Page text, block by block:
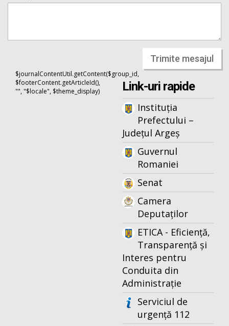
Trimite mesajul
$journalContentUtil.getContent($group_id,
$footerContent.getArticleId(),
"", "$locale", $theme_display)
Link-uri rapide
Instituția
Prefectului –
Județul Argeș
Guvernul
Romaniei
Senat
Camera
Deputaților
ETICA - Eficiență,
Transparență și
Interes pentru
Conduita din
Administrație
Serviciul de
urgență 112